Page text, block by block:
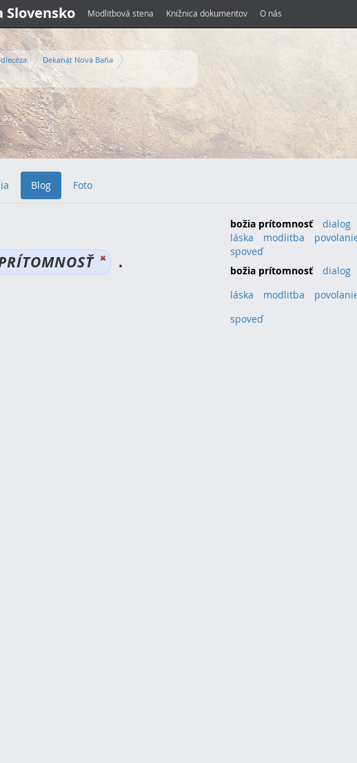
Slovensko Modlitbová stena Knižnica dokumentov O nás
Dekanát Nová Baňa
Blog Foto
.
božia prítomnosť
dialog
láska
modlitba
spoveď
božia prítomnosť(1)dialog
láska (1)modlitba (1)
spoveď(1)